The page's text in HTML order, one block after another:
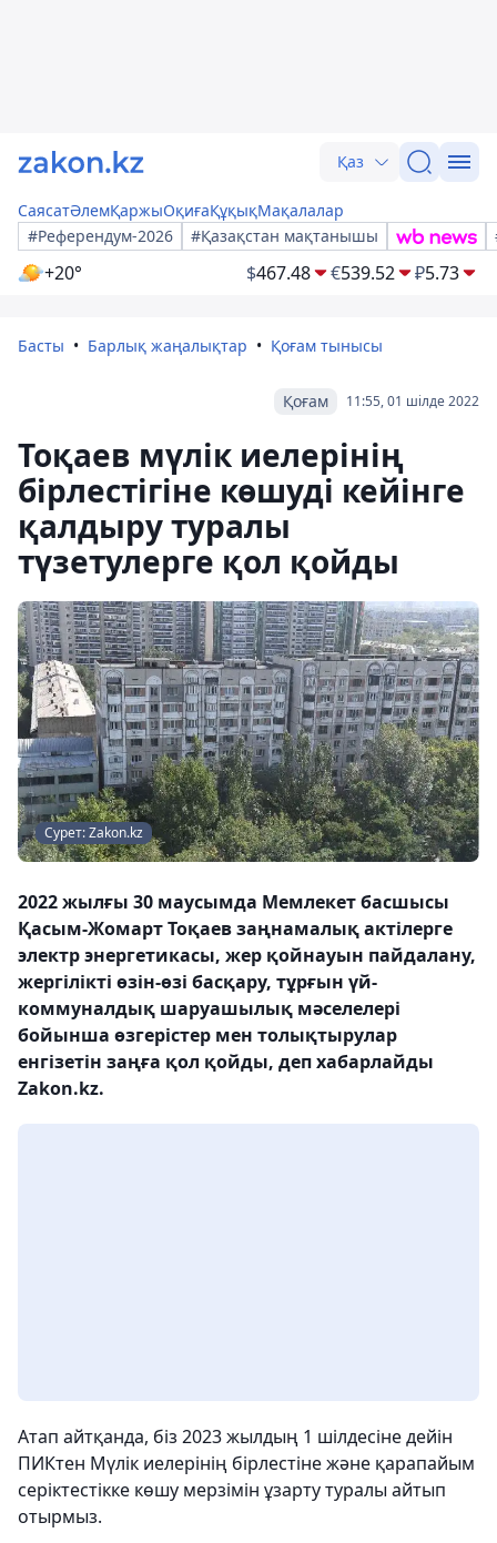
Қаз
СаясатӘлемҚаржыОқиғаҚұқықМақалалар
#Референдум-2026
#Қазақстан мақтанышы
+20° $467.48 €539.52 ₽5.73
Басты Барлық жаңалықтар Қоғам тынысы
11:55, 01 шілде 2022
Қоғам
Тоқаев мүлік иелерінің
бірлестігіне көшуді кейінге
қалдыру туралы
түзетулерге қол қойды
Сурет: Zakon.kz
2022 жылғы 30 маусымда Мемлекет басшысы
Қасым-Жомарт Тоқаев заңнамалық актілерге
электр энергетикасы, жер қойнауын пайдалану,
жергілікті өзін-өзі басқару, тұрғын үй-
коммуналдық шаруашылық мәселелері
бойынша өзгерістер мен толықтырулар
енгізетін заңға қол қойды, деп хабарлайды
Zakon.kz.
Атап айтқанда, біз 2023 жылдың 1 шілдесіне дейін
ПИКтен Мүлік иелерінің бірлестіне және қарапайым
серіктестікке көшу мерзімін ұзарту туралы айтып
отырмыз.